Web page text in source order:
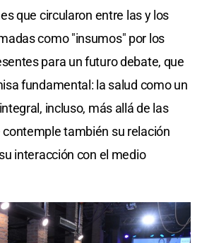
que circularon entre las y los
como "insumos" por los
para un futuro debate, que
fundamental: la salud como un
incluso, más allá de las
contemple también su relación
interacción con el medio